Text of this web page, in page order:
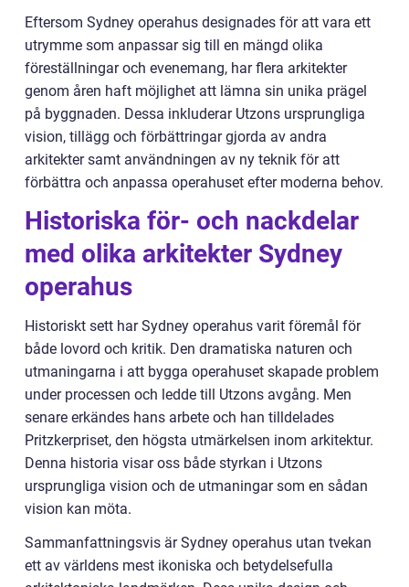
Eftersom Sydney operahus designades för att vara ett
utrymme som anpassar sig till en mängd olika
föreställningar och evenemang, har flera arkitekter
genom åren haft möjlighet att lämna sin unika prägel
på byggnaden. Dessa inkluderar Utzons ursprungliga
vision, tillägg och förbättringar gjorda av andra
arkitekter samt användningen av ny teknik för att
förbättra och anpassa operahuset efter moderna behov.
Historiska för- och nackdelar
med olika arkitekter Sydney
operahus
Historiskt sett har Sydney operahus varit föremål för
både lovord och kritik. Den dramatiska naturen och
utmaningarna i att bygga operahuset skapade problem
under processen och ledde till Utzons avgång. Men
senare erkändes hans arbete och han tilldelades
Pritzkerpriset, den högsta utmärkelsen inom arkitektur.
Denna historia visar oss både styrkan i Utzons
ursprungliga vision och de utmaningar som en sådan
vision kan möta.
Sammanfattningsvis är Sydney operahus utan tvekan
ett av världens mest ikoniska och betydelsefulla